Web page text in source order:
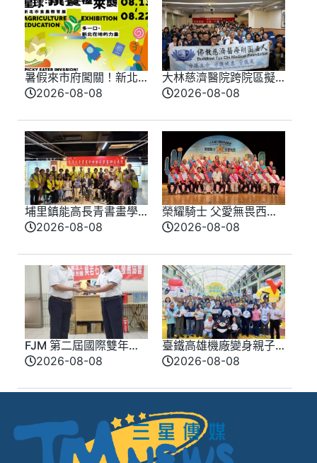
暑假來市府闖關！新北
味覺星球8/13登場 8/10
2026-08-08
大林慈濟醫院跨院區擬
真情境競賽登場 模擬
2026-08-08
埔里鎮能高長青書畫學
會會員聯合展 匯聚各界
2026-08-08
榮耀騎士 父愛無畏西部
牛仔風歡慶父親節 模
2026-08-08
FJM 第二屆國際雙年會
9 月台南登場 同步啟動
2026-08-08
臺鐵高雄機廠變身親子
樂園 陳其邁：讓歷史
2026-08-08